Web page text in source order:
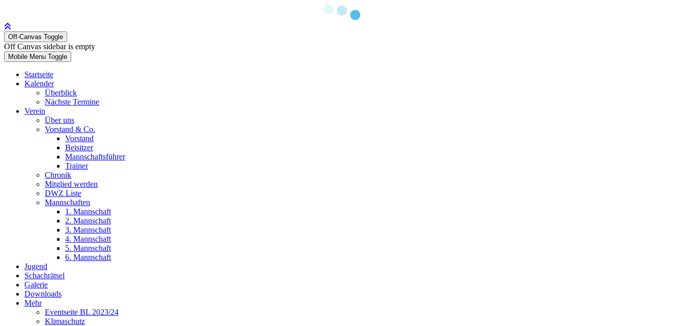
Off-Canvas Toggle
Off Canvas sidebar is empty
Mobile Menu Toggle
Startseite
Kalender
Überblick
Nächste Termine
Verein
Über uns
Vorstand & Co.
Vorstand
Beisitzer
Mannschaftsführer
Trainer
Chronik
Mitglied werden
DWZ Liste
Mannschaften
1. Mannschaft
2. Mannschaft
3. Mannschaft
4. Mannschaft
5. Mannschaft
6. Mannschaft
Jugend
Schachrätsel
Galerie
Downloads
Mehr
Eventseite BL 2023/24
Klimaschutz